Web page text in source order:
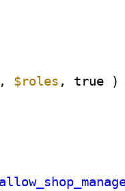
$roles , true